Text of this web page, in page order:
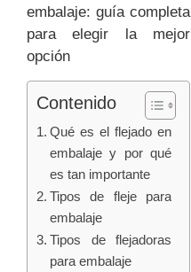
embalaje: guía completa
para elegir la mejor
opción
Contenido
Qué es el flejado en
embalaje y por qué
es tan importante
Tipos de fleje para
embalaje
Tipos de flejadoras
para embalaje